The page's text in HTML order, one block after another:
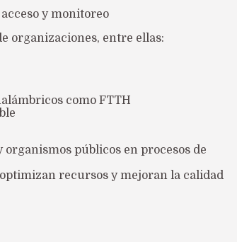
y monitoreo
organizaciones, entre ellas:
como FTTH
públicos en procesos de
recursos y mejoran la calidad